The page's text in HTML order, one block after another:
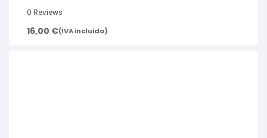
0 Reviews
16,00 €(IVA incluido)